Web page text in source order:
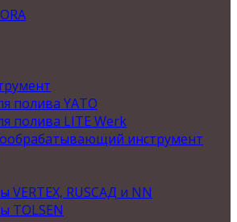
полива YATO
полива LITE Werk
инструмент
VERTEX, RUSСАД и NN
TOLSEN